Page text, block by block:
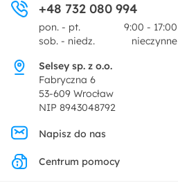
Dekoracje i akcesoria
Promocje
Zwroty
Pytania i odpowiedzi
Centrum prasowe
Regulamin
Polityka prywatności
Ustawienia prywatności
+48 732 080 994
pon. - pt.
9:00 - 17:00
sob. - niedz.
nieczynne
Selsey sp. z o.o.
Fabryczna 6
53-609 Wrocław
NIP 8943048792
Napisz do nas
Centrum pomocy